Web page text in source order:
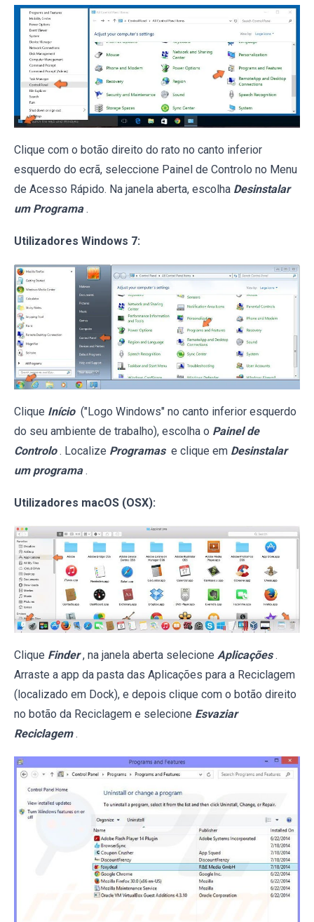
Clique com o botão direito do rato no canto inferior
esquerdo do ecrã, seleccione Painel de Controlo no Menu
de Acesso Rápido. Na janela aberta, escolha Desinstalar
um Programa .
Utilizadores Windows 7:
Clique Início ("Logo Windows" no canto inferior esquerdo
do seu ambiente de trabalho), escolha o Painel de
Controlo . Localize Programas e clique em Desinstalar
um programa .
Utilizadores macOS (OSX):
Clique Finder , na janela aberta selecione Aplicações .
Arraste a app da pasta das Aplicações para a Reciclagem
(localizado em Dock), e depois clique com o botão direito
no botão da Reciclagem e selecione Esvaziar
Reciclagem .